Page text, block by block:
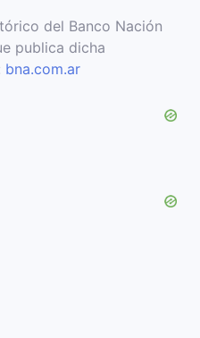
del Banco Nación
publica dicha
bna.com.ar